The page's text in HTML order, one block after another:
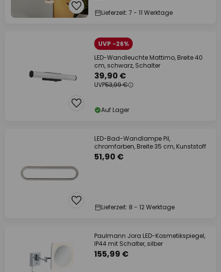
Lieferzeit: 7 - 11 Werktage
UVP -26%
LED-Wandleuchte Mattimo, Breite 40
cm, schwarz, Schalter
39,90 €
UVP53,99 €
Auf Lager
LED-Bad-Wandlampe Pil,
chromfarben, Breite 35 cm, Kunststoff
51,90 €
Lieferzeit: 8 - 12 Werktage
Paulmann Jora LED-Kosmetikspiegel,
IP44 mit Schalter, silber
155,99 €